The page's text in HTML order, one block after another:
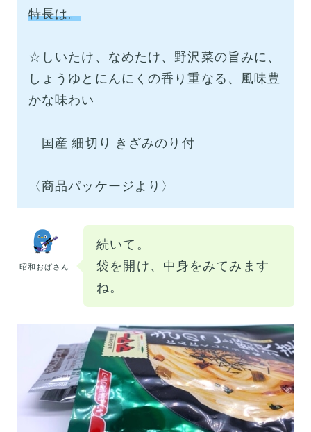
特長は。
☆しいたけ、なめたけ、野沢菜の旨みに、
しょうゆとにんにくの香り重なる、風味豊
かな味わい
国産 細切り きざみのり付
〈商品パッケージより〉
昭和おばさん
続いて。
袋を開け、中身をみてみます
ね。